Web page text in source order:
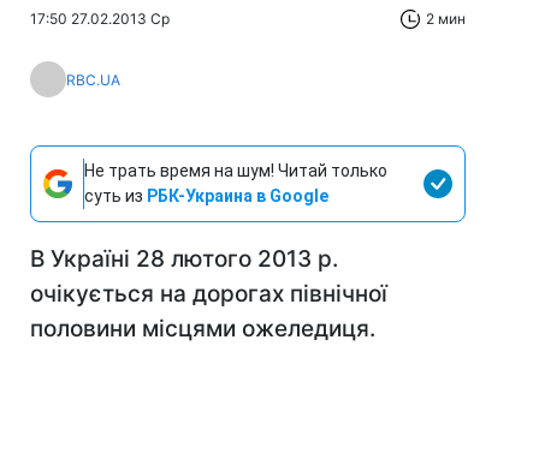
17:50 27.02.2013 Ср 2 мин
RBC.UA
Не трать время на шум! Читай только
суть из РБК-Украина в Google
В Україні 28 лютого 2013 р.
очікується на дорогах північної
половини місцями ожеледиця.